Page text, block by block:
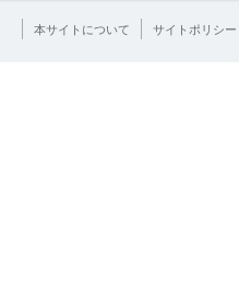
本サイトについて サイトポリシー